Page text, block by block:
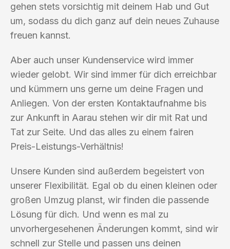
gehen stets vorsichtig mit deinem Hab und Gut
um, sodass du dich ganz auf dein neues Zuhause
freuen kannst.
Aber auch unser Kundenservice wird immer
wieder gelobt. Wir sind immer für dich erreichbar
und kümmern uns gerne um deine Fragen und
Anliegen. Von der ersten Kontaktaufnahme bis
zur Ankunft in Aarau stehen wir dir mit Rat und
Tat zur Seite. Und das alles zu einem fairen
Preis-Leistungs-Verhältnis!
Unsere Kunden sind außerdem begeistert von
unserer Flexibilität. Egal ob du einen kleinen oder
großen Umzug planst, wir finden die passende
Lösung für dich. Und wenn es mal zu
unvorhergesehenen Änderungen kommt, sind wir
schnell zur Stelle und passen uns deinen